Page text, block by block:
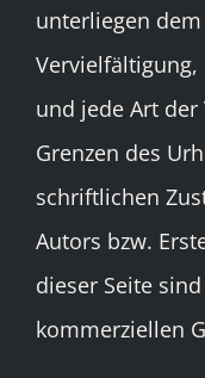
unterliegen
und jede Art
Grenzen des
schriftlichen
Autors bzw.
dieser Seite
kommerziellen